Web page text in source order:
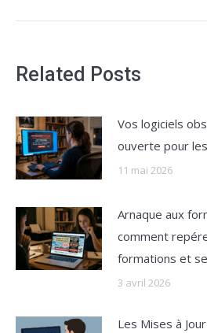
Related Posts
Vos logiciels
ouverte pour
11 mai 2026
Arnaque aux
comment
formations et
3 avril 2026
Les Mises à